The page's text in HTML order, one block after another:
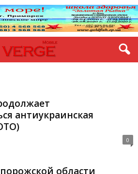
антиукраинская
0
области